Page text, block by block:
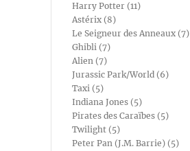
Harry Potter (11)
Astérix (8)
Le Seigneur des Anneaux (7)
Ghibli (7)
Alien (7)
Jurassic Park/World (6)
Taxi (5)
Indiana Jones (5)
Pirates des Caraïbes (5)
Twilight (5)
Peter Pan (J.M. Barrie) (5)